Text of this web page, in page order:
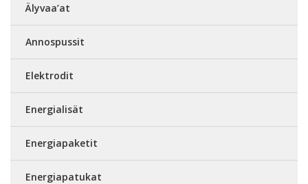
Älyvaa’at
Annospussit
Elektrodit
Energialisät
Energiapaketit
Energiapatukat